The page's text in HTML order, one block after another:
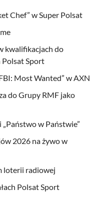
Chef” w Super Polsat
kwalifikacjach do
Polsat Sport
Most Wanted” w AXN
do Grupy RMF jako
w Państwie”
2026 na żywo w
loterii radiowej
Polsat Sport